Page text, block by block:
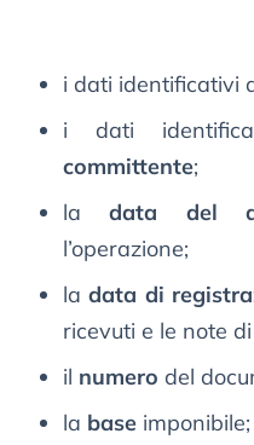
i dati identificativi
i dati
committente;
ladata del
l’operazione;
ladata di
ricevuti e le note
il numero del
la base imponibile;